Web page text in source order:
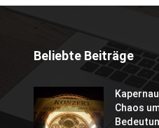
Beliebte Beiträge
Chaos